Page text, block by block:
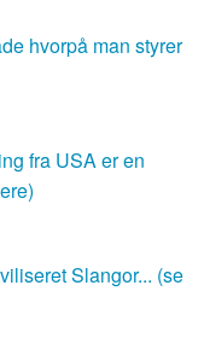
hvorpå man styrer
fra USA er en
Slangor... (se